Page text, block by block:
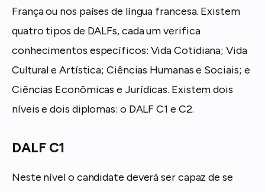
França ou nos países de língua francesa. Existem
quatro tipos de DALFs, cada um verifica
conhecimentos específicos: Vida Cotidiana; Vida
Cultural e Artística; Ciências Humanas e Sociais; e
Ciências Econômicas e Jurídicas. Existem dois
níveis e dois diplomas: o DALF C1 e C2.
DALF C1
Neste nível o candidate deverá ser capaz de se